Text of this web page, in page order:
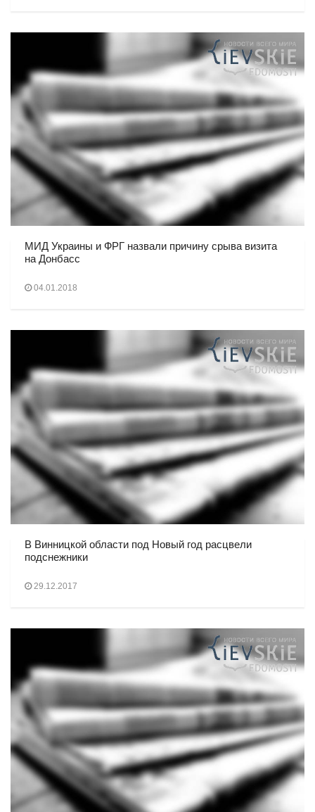
МИД Украины и ФРГ назвали причину срыва визита
на Донбасс
04.01.2018
В Винницкой области под Новый год расцвели
подснежники
29.12.2017